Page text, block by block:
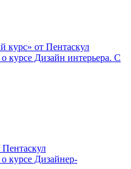
курс» от Пентаскул
курсе Дизайн интерьера. С
Пентаскул
курсе Дизайнер-